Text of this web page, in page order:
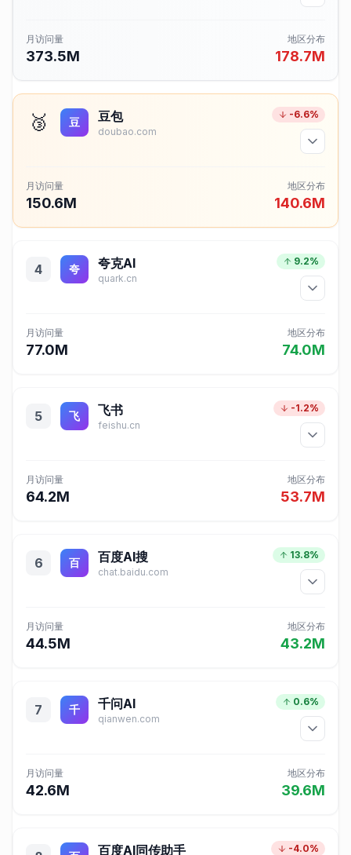
月访问量
373.5M
地区分布
178.7M
🥉 豆 豆包
doubao.com
-6.6%
月访问量
150.6M
地区分布
140.6M
4 夸 夸克AI
quark.cn
9.2%
月访问量
77.0M
地区分布
74.0M
5 飞 飞书
feishu.cn
-1.2%
月访问量
64.2M
地区分布
53.7M
6 百 百度AI搜
chat.baidu.com
13.8%
月访问量
44.5M
地区分布
43.2M
7 千 千问AI
qianwen.com
0.6%
月访问量
42.6M
地区分布
39.6M
百度AI同传助手 -4.0%